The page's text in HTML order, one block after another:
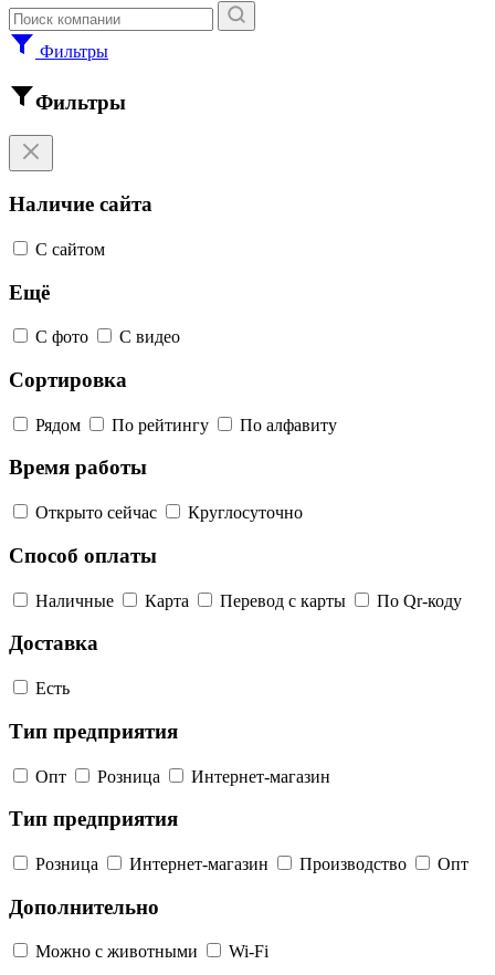
Фильтры
Фильтры
Наличие сайта
С сайтом
Ещё
С фото С видео
Сортировка
Рядом По рейтингу По алфавиту
Время работы
Открыто сейчас Круглосуточно
Способ оплаты
Наличные Карта Перевод с карты По Qr-коду
Доставка
Есть
Тип предприятия
Опт Розница Интернет-магазин
Тип предприятия
Розница Интернет-магазин Производство Опт
Дополнительно
Можно с животными Wi-Fi